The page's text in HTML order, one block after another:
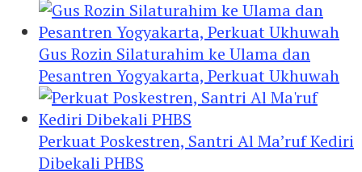
Gus Rozin Silaturahim ke Ulama dan
Pesantren Yogyakarta, Perkuat Ukhuwah
Perkuat Poskestren, Santri Al Ma’ruf Kediri
Dibekali PHBS